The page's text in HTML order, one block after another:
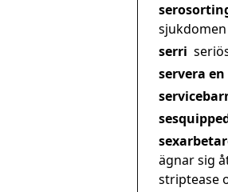
serri
servera
ägnar sig
striptease